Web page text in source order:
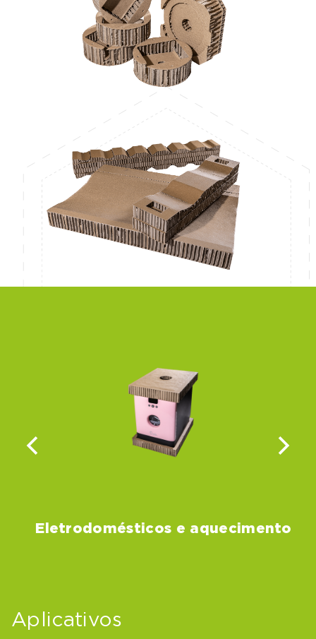
Eletrodomésticos e aquecimento
Aplicativos